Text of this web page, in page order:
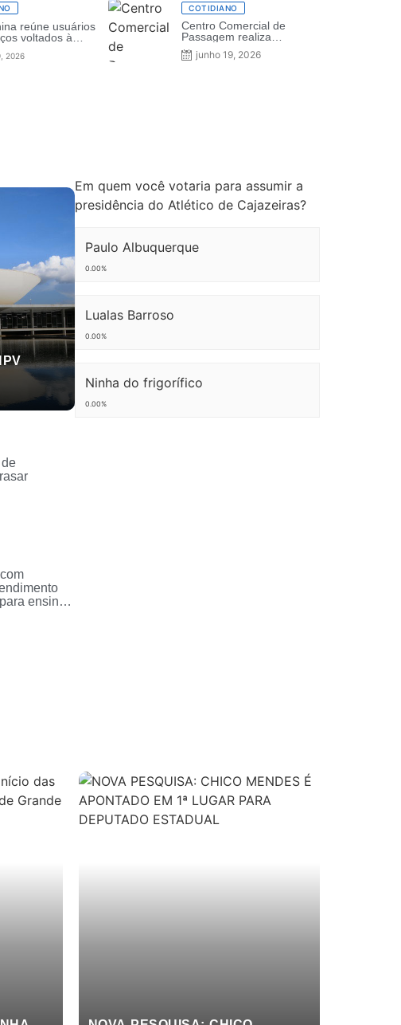
DOIS
HORAS
reúne usuários
voltados à
deficiência da
de João Pessoa
2026
ASSISTÊNCIA TÉCNICA
COTIDIANO
Centro Comercial de
Passagem realiza
‘Fogueira de Prêmios’ e
comemora São João com
junho 19, 2026
DO
ensino
Em quem você votaria para assumir a
presidência do Atlético de Cajazeiras?
Paulo Albuquerque
0.00%
Lualas Barroso
0.00%
Ninha do frigorífico
0.00%